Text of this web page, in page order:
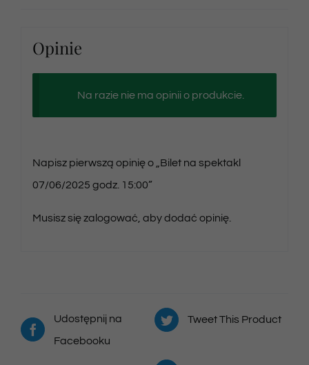
Opinie
Na razie nie ma opinii o produkcie.
Napisz pierwszą opinię o „Bilet na spektakl
07/06/2025 godz. 15:00”
Musisz sięzalogować , aby dodać opinię.
Udostępnij na
Facebooku
Tweet This Product